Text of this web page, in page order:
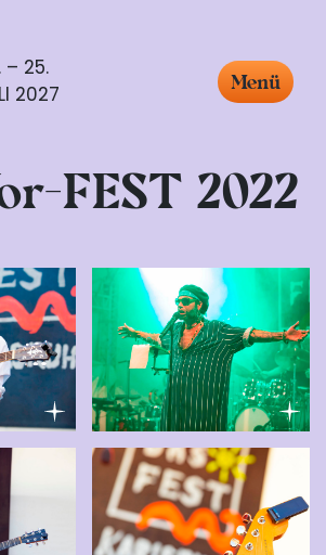
– 25.
2027
Menü
FEST 2022